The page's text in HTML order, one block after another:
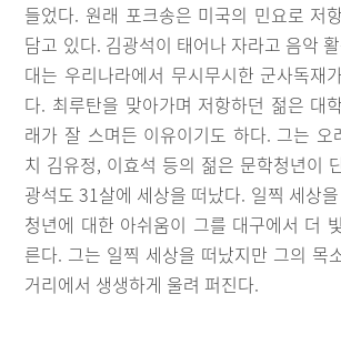
들었다. 원래 포크송은 미국의 민요로 저
담고 있다. 김광석이 태어나 자라고 음악
대는 우리나라에서 무시무시한 군사독재
다. 최루탄을 맞아가며 저항하던 젊은 대
래가 잘 스며든 이유이기도 하다. 그는
치 김유정, 이효석 등의 젊은 문학청년이
광석도 31살에 세상을 떠났다. 일찍 세상
청년에 대한 아쉬움이 그를 대구에서 더
른다. 그는 일찍 세상을 떠났지만 그의 목
거리에서 생생하게 울려 퍼진다.